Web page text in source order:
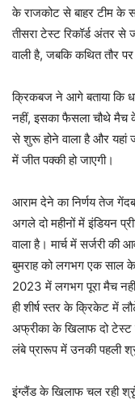
के राजकोट से बाहर टीम के
तीसरा टेस्ट रिकॉर्ड अंतर से
वाली है, जबकि कथित तौर
क्रिकबज ने आगे बताया कि
नहीं, इसका फैसला चौथे मैच
से शुरू होने वाला है और यहां
में जीत पक्की हो जाएगी।
आराम देने का निर्णय तेज
अगले दो महीनों में इंडियन
वाला है। मार्च में सर्जरी
बुमराह को लगभग एक साल
2023 में लगभग पूरा मैच
ही शीर्ष स्तर के क्रिकेट में
अफ्रीका के खिलाफ दो
लंबे प्रारूप में उनकी पहली
इंग्लैंड के खिलाफ चल रही